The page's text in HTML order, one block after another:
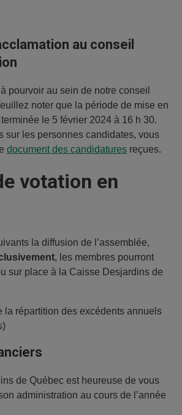
au conseil
pourvoir au sein de notre conseil
noter que la période de mise en
le 5 février 2024 à 16 h 30.
sur les personnes candidates, vous
document des candidatures reçues.
votation en
la diffusion de l’assemblée,
, les membres pourront
sur place à la Caisse Desjardins de
la répartition des excédents annuels
de Québec est heureuse de vous
administration au cours de l’année